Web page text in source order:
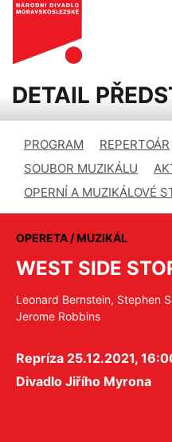
DETAIL
PROGRAM REPERTOÁR
SOUBOR MUZIKÁLU
OPERNÍ A MUZIKÁLOVÉ
OPERETA / MUZIKÁL
WEST SIDE
Leonard Bernstein, Stephen
Jerome Robbins
Repríza 25.12.2021,
Divadlo Jiřího Myrona